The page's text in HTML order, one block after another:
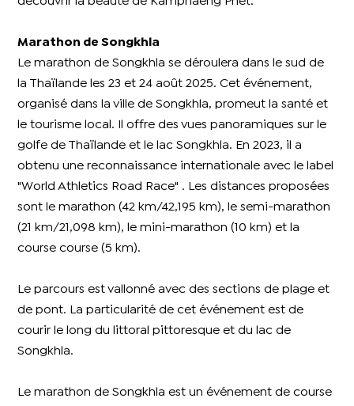
Marathon de Songkhla
Le marathon de Songkhla se déroulera dans le sud de
la Thaïlande les 23 et 24 août 2025. Cet événement,
organisé dans la ville de Songkhla, promeut la santé et
le tourisme local. Il offre des vues panoramiques sur le
golfe de Thaïlande et le lac Songkhla. En 2023, il a
obtenu une reconnaissance internationale avec le label
"World Athletics Road Race" . Les distances proposées
sont le marathon (42 km/42,195 km), le semi-marathon
(21 km/21,098 km), le mini-marathon (10 km) et la
course course (5 km).
Le parcours est vallonné avec des sections de plage et
de pont. La particularité de cet événement est de
courir le long du littoral pittoresque et du lac de
Songkhla.
Le marathon de Songkhla est un événement de course